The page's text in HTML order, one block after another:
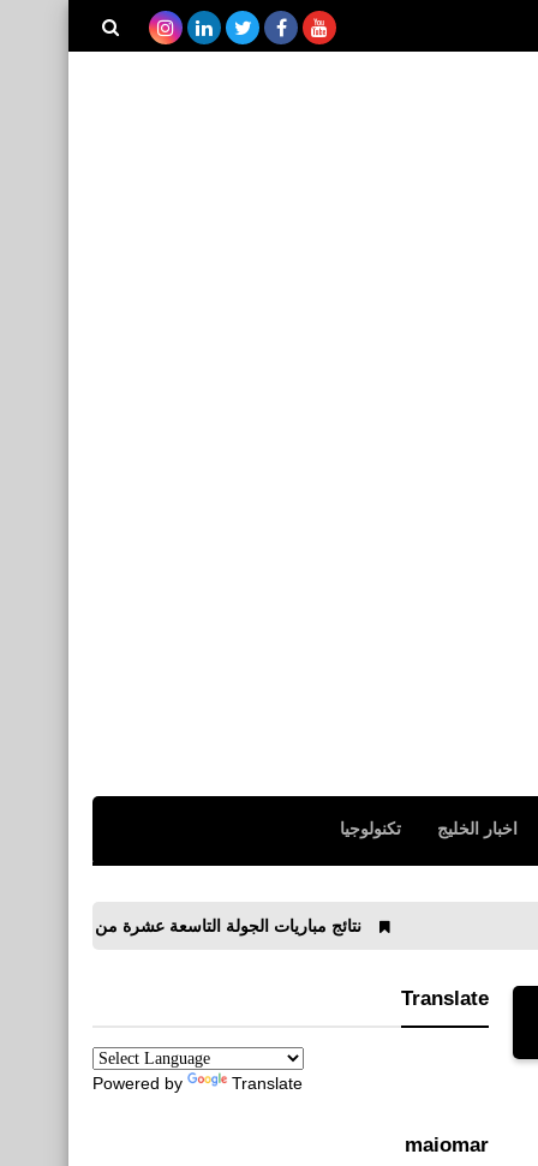
اخبار الخليج تكنولوجيا
نتائج مباريات الجولة التاسعة عشرة من الدوري الإنجليزي 2019/2020
Translate
Powered by Translate
maiomar